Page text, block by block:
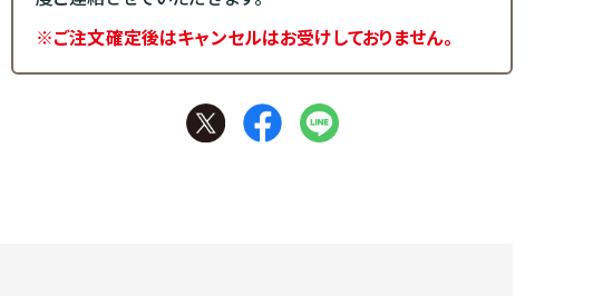
※ご注文確定後はキャンセルはお受けしておりません。